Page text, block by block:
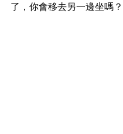
了，你會移去另一邊坐嗎？